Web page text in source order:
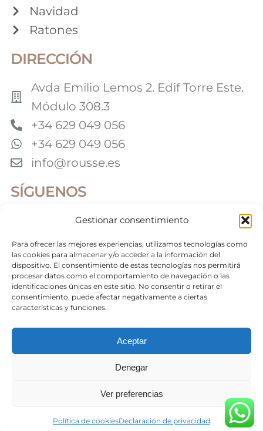
Gestionar consentimiento
Para ofrecer las mejores experiencias, utilizamos tecnologías como
las cookies para almacenar y/o acceder a la información del
dispositivo. El consentimiento de estas tecnologías nos permitirá
procesar datos como el comportamiento de navegación o las
identificaciones únicas en este sitio. No consentir o retirar el
consentimiento, puede afectar negativamente a ciertas
características y funciones.
Aceptar
Denegar
Ver preferencias
Política de cookiesDeclaración de privacidad
Navidad
Ratones
DIRECCIÓN
Avda Emilio Lemos 2. Edif Torre Este.
Módulo 308.3
+34 629 049 056
+34 629 049 056
info@rousse.es
SÍGUENOS
©2026 Roussé Fotografía. Todos los derechos
reservados